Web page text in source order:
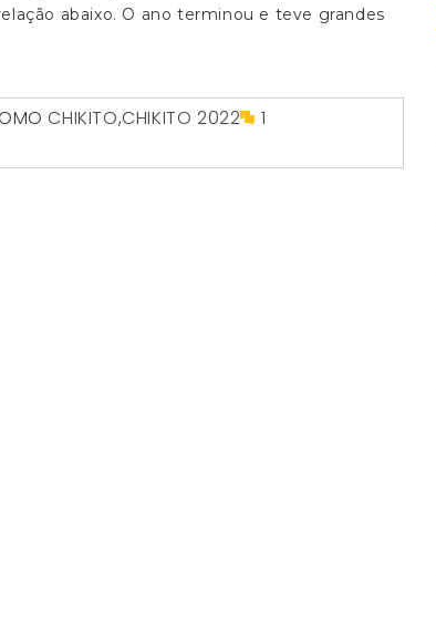
abaixo. O ano terminou e teve grandes
CHIKITO,CHIKITO 2022
1